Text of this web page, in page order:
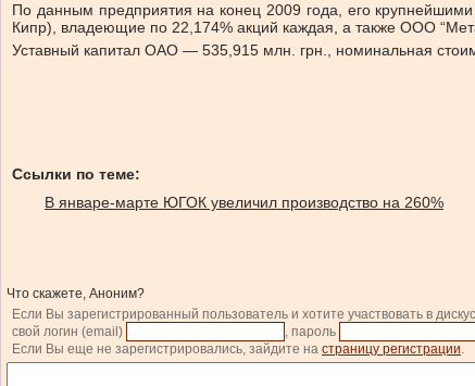
По данным предприятия на конец 2009 года, его
Кипр), владеющие по 22,174% акций каждая, а также ООО
Уставный капитал ОАО — 535,915 млн. грн., номинальная
Ссылки по теме:
В январе-марте ЮГОК увеличил производство на 260%
Что скажете, Аноним?
Если Вы зарегистрированный пользователь и хотите участвовать в
свой логин (email)
, пароль
Если Вы еще не зарегистрировались, зайдите на страницу регистрации.